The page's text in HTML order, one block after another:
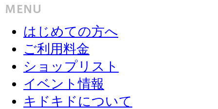
はじめての方へ
ご利用料金
ショップリスト
イベント情報
キドキドについて